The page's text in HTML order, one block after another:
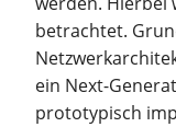
betrachtet.
ein Next-
prototypisch